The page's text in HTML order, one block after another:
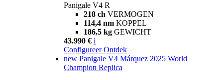
Panigale V4 R
218 ch VERMOGEN
114,4 nm KOPPEL
186,5 kg GEWICHT
43.990 € i
Configureer Ontdek
new Panigale V4 Márquez 2025 World
Champion Replica